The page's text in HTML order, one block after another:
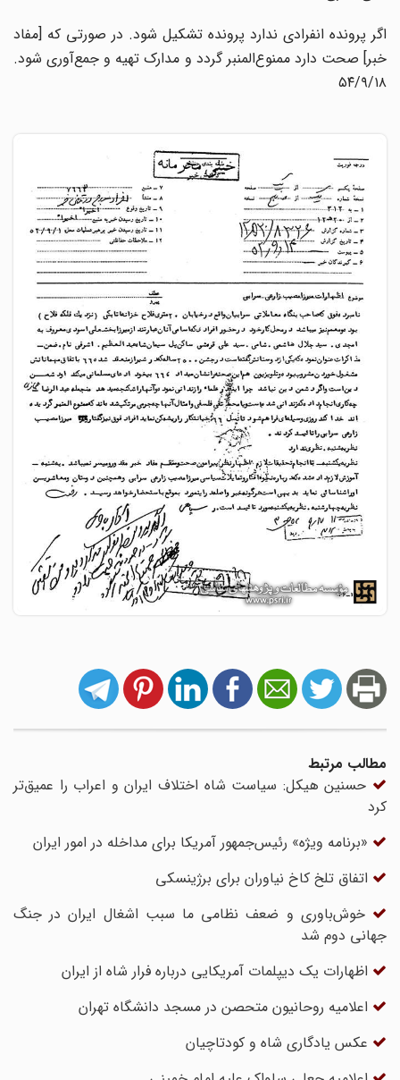
اگر پرونده انفرادی ندارد پرونده تشکیل شود. در صورتی که [مفاد
خبر] صحت دارد ممنوع‌المنبر گردد و مدارک تهیه و جمع‌آوری شود.
۵۴/۹/۱۸
مطالب مرتبط
حسنین هیکل: سیاست شاه اختلاف ایران و اعراب را عمیق‌تر
کرد
«برنامه ویژه» رئیس‌جمهور آمریکا برای مداخله در امور ایران
اتفاق تلخ کاخ نیاوران برای برژینسکی
خوش‌باوری و ضعف نظامی ما سبب اشغال ایران در جنگ
جهانی دوم شد
اظهارات یک دیپلمات آمریکایی درباره فرار شاه از ایران
اعلامیه روحانیون متحصن در مسجد دانشگاه تهران
عکس یادگاری شاه و کودتاچیان